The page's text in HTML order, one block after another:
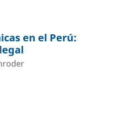
en el Perú: